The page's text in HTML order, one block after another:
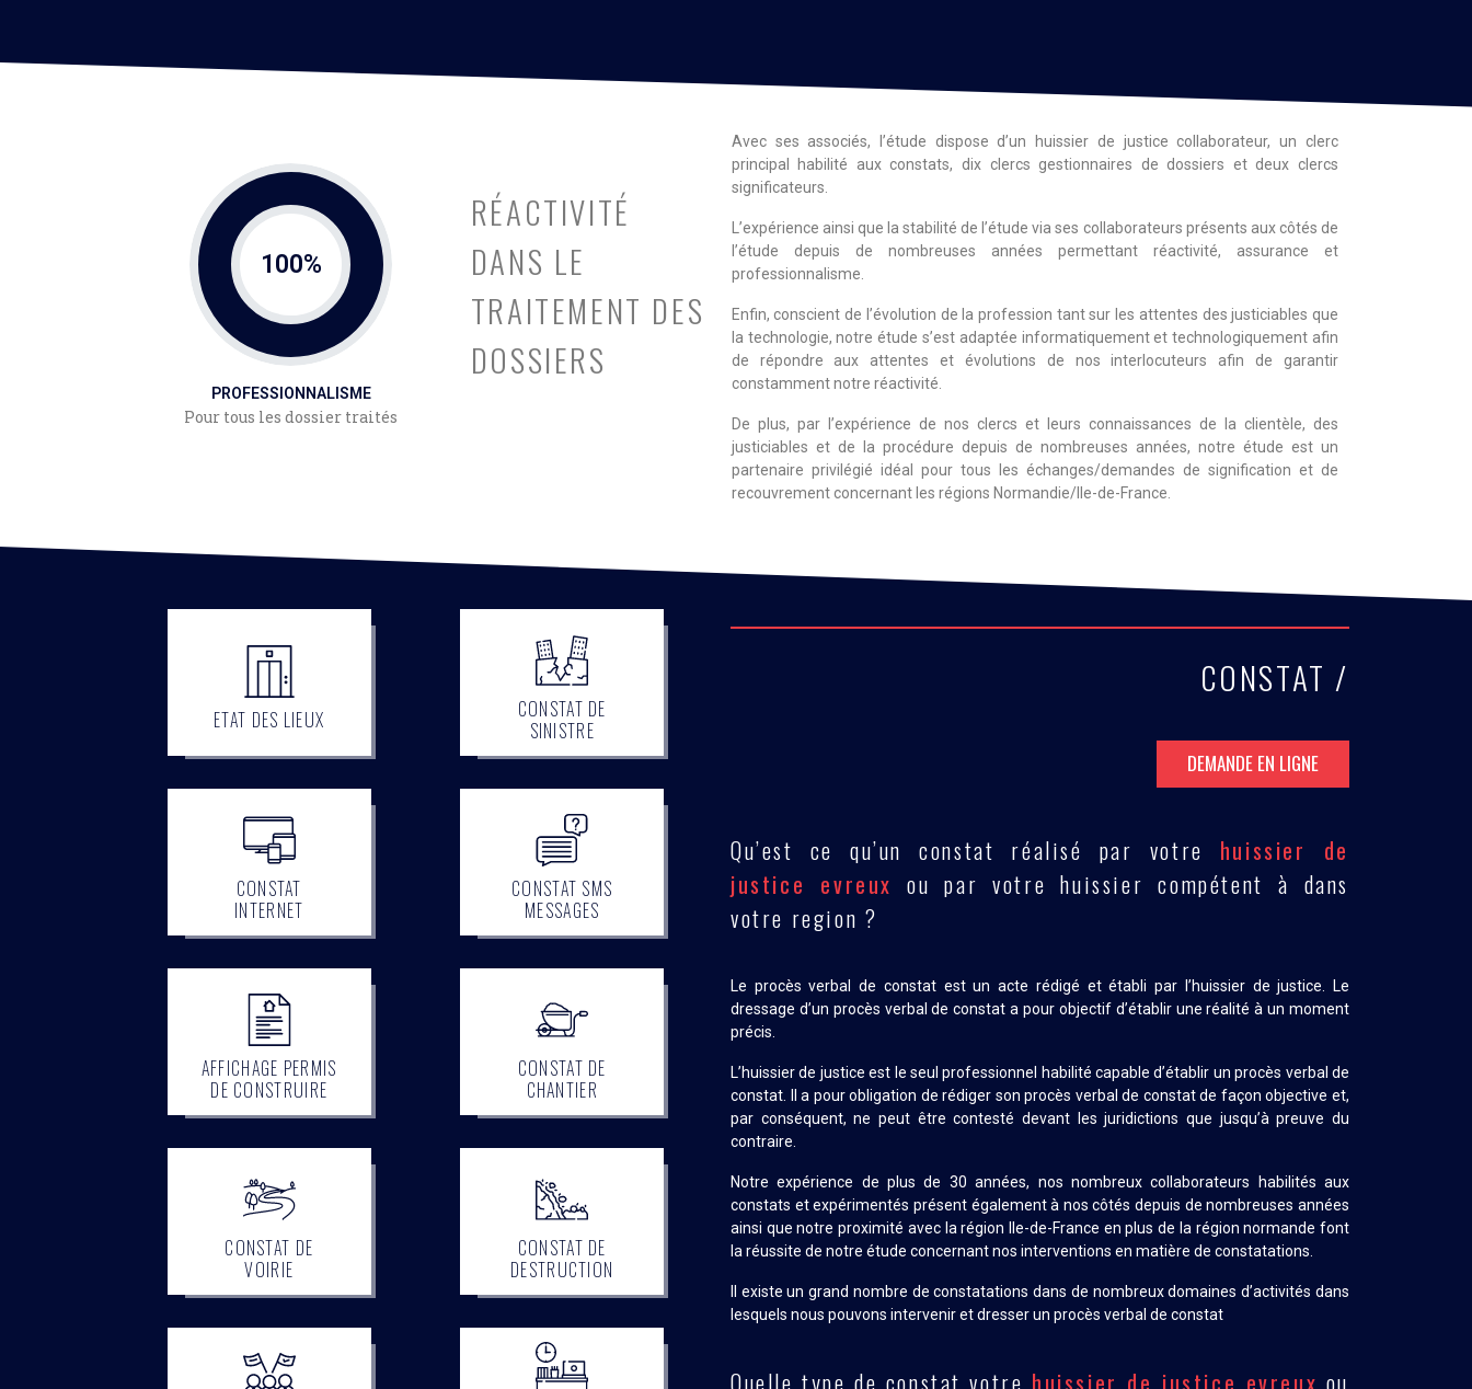
100%
PROFESSIONNALISME
Pour tous les dossier traités
RÉACTIVITÉ
DANS LE
TRAITEMENT DES
DOSSIERS
Avec ses associés, l’étude dispose d’un huissier de justice collaborateur, un clerc
principal habilité aux constats, dix clercs gestionnaires de dossiers et deux clercs
significateurs.
L’expérience ainsi que la stabilité de l’étude via ses collaborateurs présents aux côtés de
l’étude depuis de nombreuses années permettant réactivité, assurance et
professionnalisme.
Enfin, conscient de l’évolution de la profession tant sur les attentes des justiciables que
la technologie, notre étude s’est adaptée informatiquement et technologiquement afin
de répondre aux attentes et évolutions de nos interlocuteurs afin de garantir
constamment notre réactivité.
De plus, par l’expérience de nos clercs et leurs connaissances de la clientèle, des
justiciables et de la procédure depuis de nombreuses années, notre étude est un
partenaire privilégié idéal pour tous les échanges/demandes de signification et de
recouvrement concernant les régions Normandie/Ile-de-France.
ETAT DES LIEUX
CONSTAT DE
SINISTRE
CONSTAT
INTERNET
CONSTAT SMS
MESSAGES
AFFICHAGE PERMIS
DE CONSTRUIRE
CONSTAT DE
CHANTIER
CONSTAT DE
VOIRIE
CONSTAT DE
DESTRUCTION
CONSTAT /
DEMANDE EN LIGNE
Qu’est ce qu’un constat réalisé par votre huissier de
justice evreux ou par votre huissier compétent à dans
votre region ?
Le procès verbal de constat est un acte rédigé et établi par l’huissier de justice. Le
dressage d’un procès verbal de constat a pour objectif d’établir une réalité à un moment
précis.
L’huissier de justice est le seul professionnel habilité capable d’établir un procès verbal de
constat. Il a pour obligation de rédiger son procès verbal de constat de façon objective et,
par conséquent, ne peut être contesté devant les juridictions que jusqu’à preuve du
contraire.
Notre expérience de plus de 30 années, nos nombreux collaborateurs habilités aux
constats et expérimentés présent également à nos côtés depuis de nombreuses années
ainsi que notre proximité avec la région Ile-de-France en plus de la région normande font
la réussite de notre étude concernant nos interventions en matière de constatations.
Il existe un grand nombre de constatations dans de nombreux domaines d’activités dans
lesquels nous pouvons intervenir et dresser un procès verbal de constat
Quelle type de constat votre huissier de justice evreux ou